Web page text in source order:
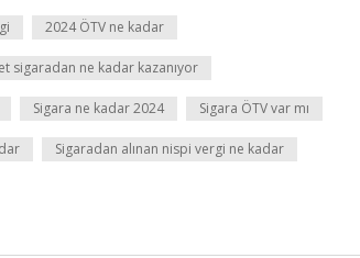
2024 ÖTV ne kadar
sigaradan ne kadar kazanıyor
Sigara ne kadar 2024 Sigara ÖTV var mı
Sigaradan alınan nispi vergi ne kadar